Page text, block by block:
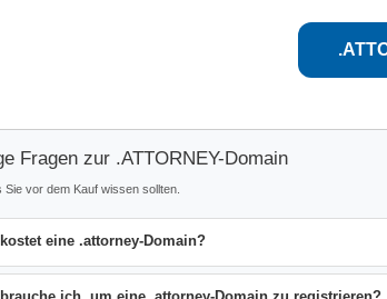
Fragen zur .ATTORNEY-Domain
Sie vor dem Kauf wissen sollten.
eine .attorney-Domain?